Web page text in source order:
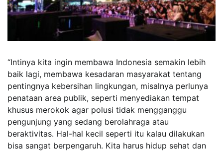
“Intinya kita ingin membawa Indonesia semakin lebih
baik lagi, membawa kesadaran masyarakat tentang
pentingnya kebersihan lingkungan, misalnya perlunya
penataan area publik, seperti menyediakan tempat
khusus merokok agar polusi tidak mengganggu
pengunjung yang sedang berolahraga atau
beraktivitas. Hal-hal kecil seperti itu kalau dilakukan
bisa sangat berpengaruh. Kita harus hidup sehat dan